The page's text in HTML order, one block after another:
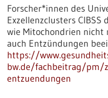
Forscher*innen des
Exzellenzclusters
wie Mitochondrien nicht
auch Entzündungen
https://
bw.de/fachbeitrag/pm/
entzuendungen